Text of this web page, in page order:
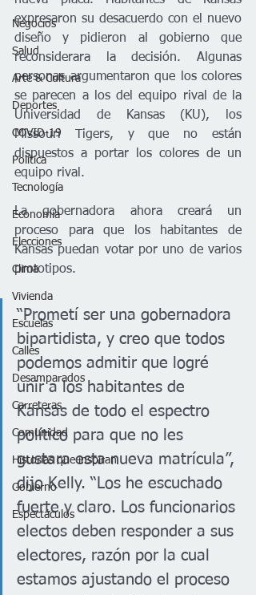
Negocios
Salud
Arte & Cultura
Deportes
COVID-19
Política
Tecnología
Economía
Elecciones
Clima
Vivienda
Escuelas
Calles
Desamparados
Carreteras
Comunidad
Historias que inspiran
Gobierno
Espectáculos
expresaron su desacuerdo con el nuevo
diseño y pidieron al gobierno que
reconsiderara la decisión. Algunas
personas argumentaron que los colores
se parecen a los del equipo rival de la
Universidad de Kansas (KU), los
Missouri Tigers, y que no están
dispuestos a portar los colores de un
equipo rival.
La gobernadora ahora creará un
proceso para que los habitantes de
Kansas puedan votar por uno de varios
prototipos.
“Prometí ser una gobernadora
bipartidista, y creo que todos
podemos admitir que logré
unir a los habitantes de
Kansas de todo el espectro
político para que no les
gustara esta nueva matrícula”,
dijo Kelly. “Los he escuchado
fuerte y claro. Los funcionarios
electos deben responder a sus
electores, razón por la cual
estamos ajustando el proceso